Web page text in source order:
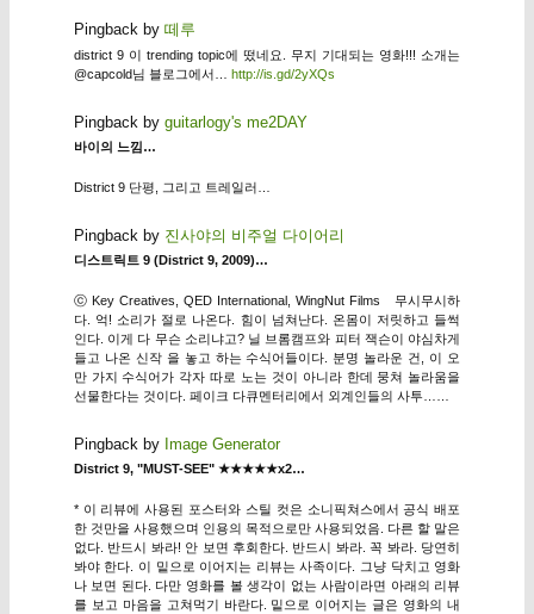
Pingback by 떼루
district 9 이 trending topic에 떴네요. 무지 기대되는 영화!!! 소개는
@capcold님 블로그에서… http://is.gd/2yXQs
Pingback by guitarlogy's me2DAY
바이의 느낌…
District 9 단평, 그리고 트레일러…
Pingback by 진사야의 비주얼 다이어리
디스트릭트 9 (District 9, 2009)…
ⓒ Key Creatives, QED International, WingNut Films 무시무시하
다. 억! 소리가 절로 나온다. 힘이 넘쳐난다. 온몸이 저릿하고 들썩
인다. 이게 다 무슨 소리냐고? 닐 브롬캠프와 피터 잭슨이 야심차게
들고 나온 신작 을 놓고 하는 수식어들이다. 분명 놀라운 건, 이 오
만 가지 수식어가 각자 따로 노는 것이 아니라 한데 뭉쳐 놀라움을
선물한다는 것이다. 페이크 다큐멘터리에서 외계인들의 사투……
Pingback by Image Generator
District 9, "MUST-SEE" ★★★★★x2…
* 이 리뷰에 사용된 포스터와 스틸 컷은 소니픽쳐스에서 공식 배포
한 것만을 사용했으며 인용의 목적으로만 사용되었음. 다른 할 말은
없다. 반드시 봐라! 안 보면 후회한다. 반드시 봐라. 꼭 봐라. 당연히
봐야 한다. 이 밑으로 이어지는 리뷰는 사족이다. 그냥 닥치고 영화
나 보면 된다. 다만 영화를 볼 생각이 없는 사람이라면 아래의 리뷰
를 보고 마음을 고쳐먹기 바란다. 밑으로 이어지는 글은 영화의 내